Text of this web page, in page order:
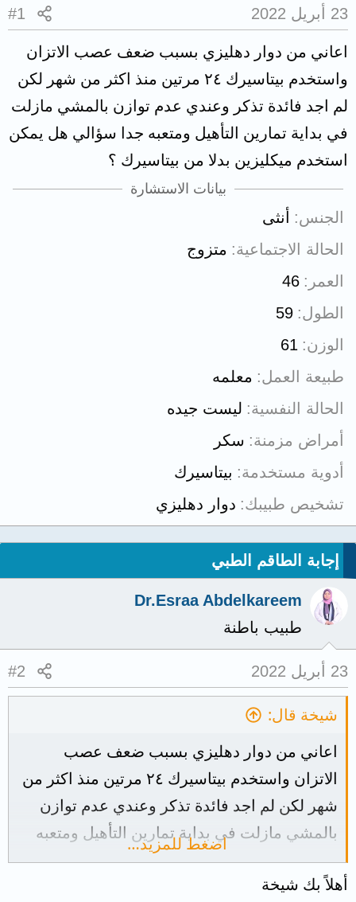
23 أبريل 2022 #1
اعاني من دوار دهليزي بسبب ضعف عصب الاتزان
واستخدم بيتاسيرك ٢٤ مرتين منذ اكثر من شهر لكن
لم اجد فائدة تذكر وعندي عدم توازن بالمشي مازلت
في بداية تمارين التأهيل ومتعبه جدا سؤالي هل يمكن
استخدم ميكليزين بدلا من بيتاسيرك ؟
بيانات الاستشارة
الجنس
أنثى
الحالة الاجتماعية
متزوج
العمر
46
الطول 59
الوزن 61
طبيعة العمل
معلمه
الحالة النفسية ليست جيده
أمراض مزمنة سكر
أدوية مستخدمة
بيتاسيرك
تشخيص طبيبك دوار دهليزي
إجابة الطاقم الطبي
Dr.Esraa Abdelkareem
طبيب باطنة
23 أبريل 2022 #2
شيخة قال:
اعاني من دوار دهليزي بسبب ضعف عصب
الاتزان واستخدم بيتاسيرك ٢٤ مرتين منذ اكثر من
شهر لكن لم اجد فائدة تذكر وعندي عدم توازن
بالمشي مازلت في بداية تمارين التأهيل ومتعبه
جدا سؤالي هل يمكن استخدم ميكليزين بدلا من
بيتاسيرك ؟
اضغط للمزيد…
أهلاً بك شيخة